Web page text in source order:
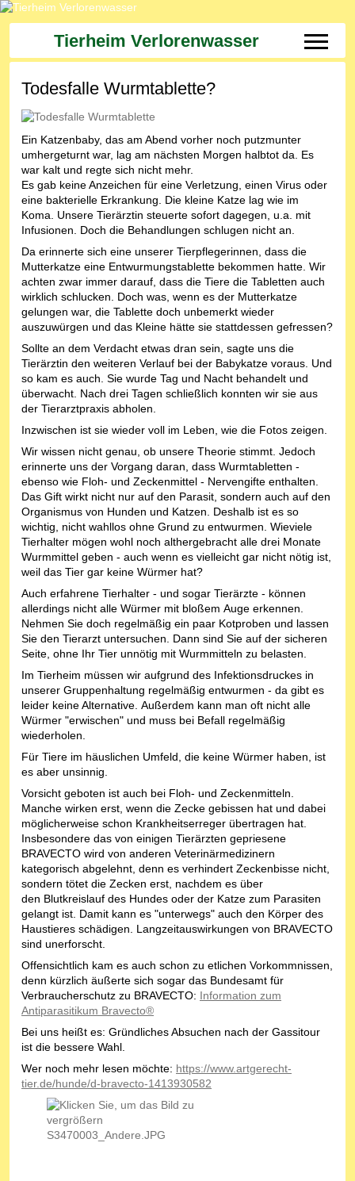
Tierheim Verlorenwasser Off-
Todesfalle Wurmtablette?
Ein Katzenbaby, das am Abend vorher noch putzmunter
umhergeturnt war, lag am nächsten Morgen halbtot da. Es
war kalt und regte sich nicht mehr.
Es gab keine Anzeichen für eine Verletzung, einen Virus oder
eine bakterielle Erkrankung. Die kleine Katze lag wie im
Koma. Unsere Tierärztin steuerte sofort dagegen, u.a. mit
Infusionen. Doch die Behandlungen schlugen nicht an.
Da erinnerte sich eine unserer Tierpflegerinnen, dass die
Mutterkatze eine Entwurmungstablette bekommen hatte. Wir
achten zwar immer darauf, dass die Tiere die Tabletten auch
wirklich schlucken. Doch was, wenn es der Mutterkatze
gelungen war, die Tablette doch unbemerkt wieder
auszuwürgen und das Kleine hätte sie stattdessen gefressen?
Sollte an dem Verdacht etwas dran sein, sagte uns die
Tierärztin den weiteren Verlauf bei der Babykatze voraus. Und
so kam es auch. Sie wurde Tag und Nacht behandelt und
überwacht. Nach drei Tagen schließlich konnten wir sie aus
der Tierarztpraxis abholen.
Inzwischen ist sie wieder voll im Leben, wie die Fotos zeigen.
Wir wissen nicht genau, ob unsere Theorie stimmt. Jedoch
erinnerte uns der Vorgang daran, dass Wurmtabletten -
ebenso wie Floh- und Zeckenmittel - Nervengifte enthalten.
Das Gift wirkt nicht nur auf den Parasit, sondern auch auf den
Organismus von Hunden und Katzen. Deshalb ist es so
wichtig, nicht wahllos ohne Grund zu entwurmen. Wieviele
Tierhalter mögen wohl noch althergebracht alle drei Monate
Wurmmittel geben - auch wenn es vielleicht gar nicht nötig ist,
weil das Tier gar keine Würmer hat?
Auch erfahrene Tierhalter - und sogar Tierärzte - können
allerdings nicht alle Würmer mit bloßem Auge erkennen.
Nehmen Sie doch regelmäßig ein paar Kotproben und lassen
Sie den Tierarzt untersuchen. Dann sind Sie auf der sicheren
Seite, ohne Ihr Tier unnötig mit Wurmmitteln zu belasten.
Im Tierheim müssen wir aufgrund des Infektionsdruckes in
unserer Gruppenhaltung regelmäßig entwurmen - da gibt es
leider keine Alternative. Außerdem kann man oft nicht alle
Würmer "erwischen" und muss bei Befall regelmäßig
wiederholen.
Für Tiere im häuslichen Umfeld, die keine Würmer haben, ist
es aber unsinnig.
Vorsicht geboten ist auch bei Floh- und Zeckenmitteln.
Manche wirken erst, wenn die Zecke gebissen hat und dabei
möglicherweise schon Krankheitserreger übertragen hat.
Insbesondere das von einigen Tierärzten gepriesene
BRAVECTO wird von anderen Veterinärmedizinern
kategorisch abgelehnt, denn es verhindert Zeckenbisse nicht,
sondern tötet die Zecken erst, nachdem es über
den Blutkreislauf des Hundes oder der Katze zum Parasiten
gelangt ist. Damit kann es "unterwegs" auch den Körper des
Haustieres schädigen. Langzeitauswirkungen von BRAVECTO
sind unerforscht.
Offensichtlich kam es auch schon zu etlichen Vorkommnissen,
denn kürzlich äußerte sich sogar das Bundesamt für
Verbraucherschutz zu BRAVECTO: Information zum
Antiparasitikum Bravecto®
Bei uns heißt es: Gründliches Absuchen nach der Gassitour
ist die bessere Wahl.
Wer noch mehr lesen möchte: https://www.artgerecht-
tier.de/hunde/d-bravecto-1413930582